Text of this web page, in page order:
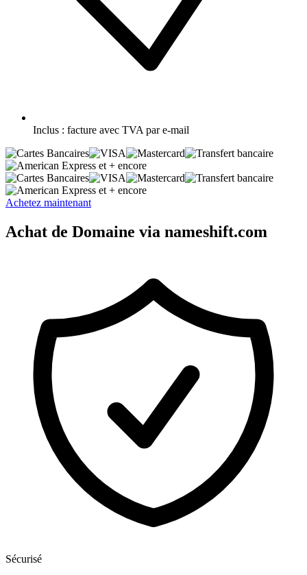
Inclus : facture avec TVA par e-mail
et + encore
et + encore
Achetez maintenant
Achat de Domaine via nameshift.com
Sécurisé